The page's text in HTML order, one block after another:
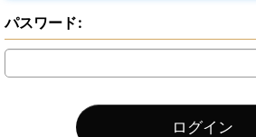
パスワード:
ログイン